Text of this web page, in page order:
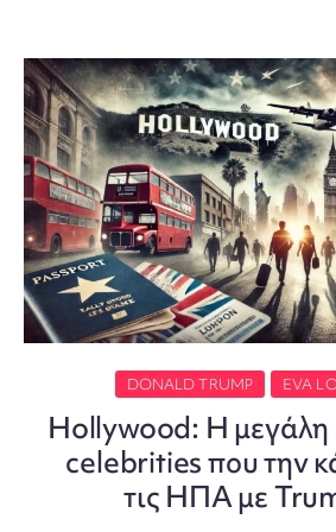
DONALD TRUMP EVA
Hollywood: Η μεγάλη
celebrities που την
τις ΗΠΑ με